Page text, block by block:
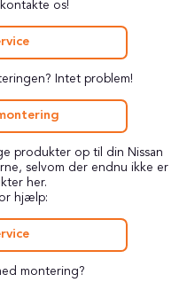
os!
Intet problem!
produkter op til din Nissan
selvom der endnu ikke er
her.
hjælp:
montering?